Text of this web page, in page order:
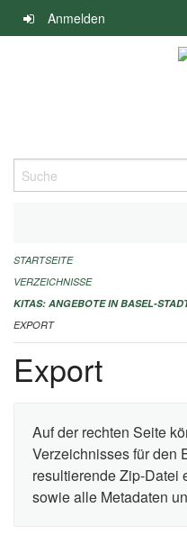
Navigation
überspringen
Anmelden
Suche
ALLGEMEINE
IMPRESSUM
STARTSEITE
VERZEICHNISSE
KITAS: ANGEBOTE IN BASEL-
EXPORT
Export
Auf der rechten Seite
Verzeichnisses für den
resultierende Zip-Datei
sowie alle Metadaten